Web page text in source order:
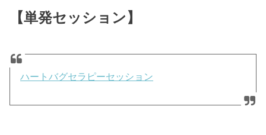
【単発セッション】
ハートバグセラピーセッション